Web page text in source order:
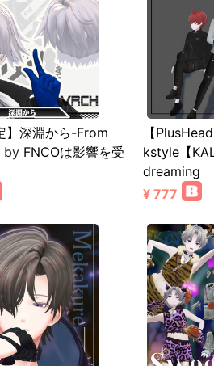
】深淵から-From
by FNCOは影響を受
【
kstyle【
dreaming
¥ 777